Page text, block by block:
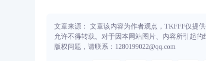
文章来源： 文章该内容为作者观点，TKFFF仅提
允许不得转载。对于因本网站图片、内容所引起
版权问题，请联系：1280199022@qq.com